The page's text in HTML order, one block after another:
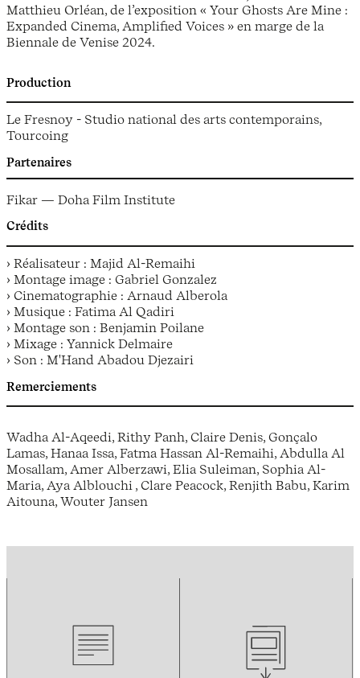
Matthieu Orléan, de l’exposition « Your Ghosts Are Mine :
Expanded Cinema, Amplified Voices » en marge de la
Biennale de Venise 2024.
Production
Le Fresnoy - Studio national des arts contemporains,
Tourcoing
Partenaires
Fikar — Doha Film Institute
Crédits
› Réalisateur : Majid Al-Remaihi
› Montage image : Gabriel Gonzalez
› Cinematographie : Arnaud Alberola
› Musique : Fatima Al Qadiri
› Montage son : Benjamin Poilane
› Mixage : Yannick Delmaire
› Son : M'Hand Abadou Djezairi
Remerciements
Wadha Al-Aqeedi, Rithy Panh, Claire Denis, Gonçalo
Lamas, Hanaa Issa, Fatma Hassan Al-Remaihi, Abdulla Al
Mosallam, Amer Alberzawi, Elia Suleiman, Sophia Al-
Maria, Aya Alblouchi , Clare Peacock, Renjith Babu, Karim
Aitouna, Wouter Jansen